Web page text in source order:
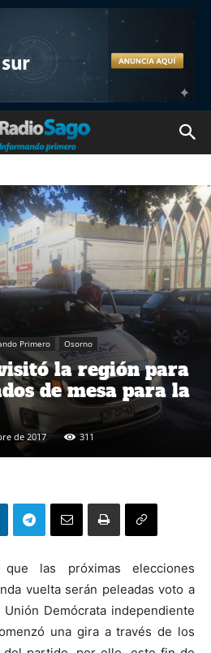
Primero Osorno
la región para
de mesa para la
de 2017 311
las próximas elecciones
vuelta serán peleadas voto a
Demócrata independiente
una gira a través de los